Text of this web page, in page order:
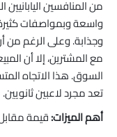
وجذابة. وعلى الرغم من
تعد مجرد لاعبين ثانويين.
أهم الميزات:قيمة